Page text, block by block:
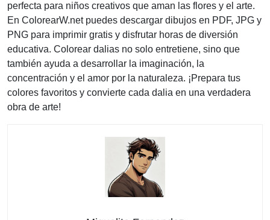
perfecta para niños creativos que aman las flores y el arte.
En ColorearW.net puedes descargar dibujos en PDF, JPG y
PNG para imprimir gratis y disfrutar horas de diversión
educativa. Colorear dalias no solo entretiene, sino que
también ayuda a desarrollar la imaginación, la
concentración y el amor por la naturaleza. ¡Prepara tus
colores favoritos y convierte cada dalia en una verdadera
obra de arte!